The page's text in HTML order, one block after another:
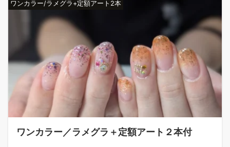
ワンカラー/ラメグラ+定額アート2本
ワンカラー／ラメグラ＋定額アート２本付